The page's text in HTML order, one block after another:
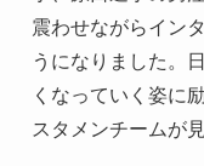
震わせながらイン
うになりました。
くなっていく姿に
スタメンチームが